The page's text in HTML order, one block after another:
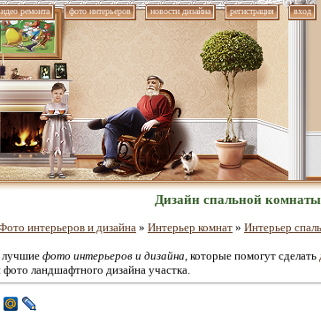
ремонта фото интерьеров новости дизайна регистрация вход
Дизайн спальной комнаты
интерьеров и дизайна » Интерьер комнат » Интерьер
лучшие фото интерьеров и дизайна , которые помогут сделать
ландшафтного дизайна участка.